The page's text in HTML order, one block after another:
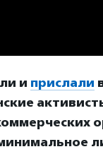
и прислали